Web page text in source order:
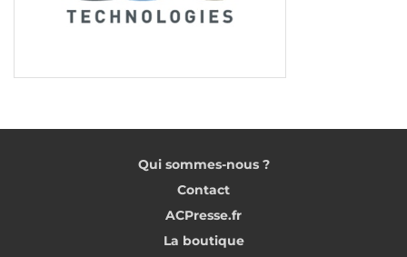
Qui sommes-nous ?
Contact
ACPresse.fr
La boutique